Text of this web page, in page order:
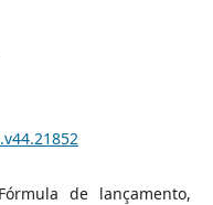
de lançamento,